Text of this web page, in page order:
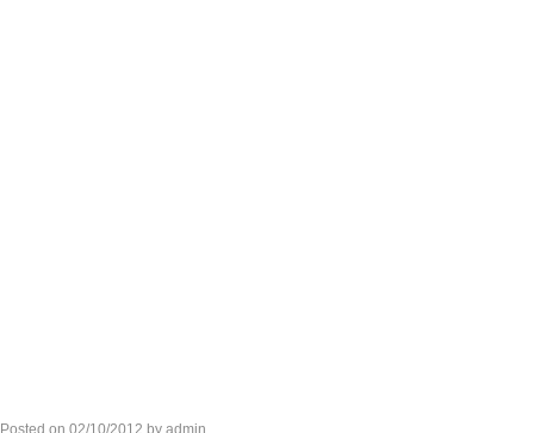
Posted on 02/10/2012 by admin